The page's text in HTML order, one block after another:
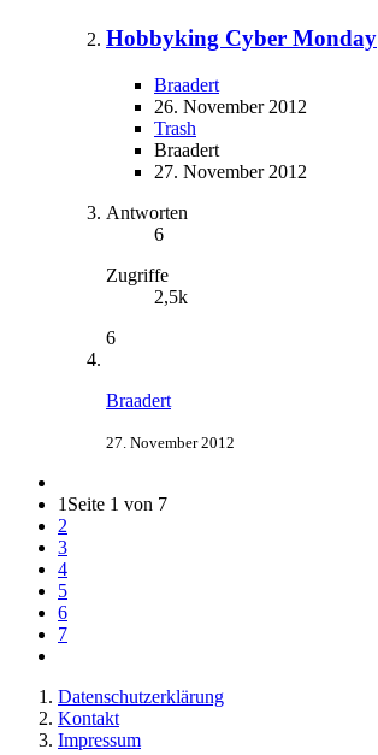
Hobbyking Cyber Monday
Braadert
26. November 2012
Trash
Braadert
27. November 2012
Antworten
6
Zugriffe
2,5k
6
Braadert
27. November 2012
1 Seite 1 von 7
2
3
4
5
6
7
Datenschutzerklärung
Kontakt
Impressum